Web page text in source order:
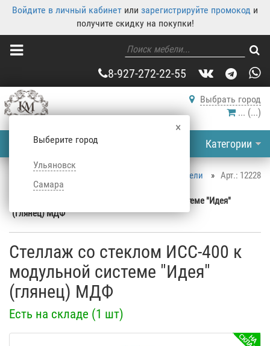
Войдите в личный кабинет или зарегистрируйте промокод и
получите скидку на покупки!
8-927-272-22-55
Выбрать город
×
Выберите город
Ульяновск
Самара
... (...)
Категории
Арт.: 12228
Каталог корпусной мебели
»
Стеллажи
»
Стеллаж со стеклом ИСС-400 к модульной системе "Идея"
(глянец) МДФ
Стеллаж со стеклом ИСС-400 к
модульной системе "Идея"
(глянец) МДФ
Есть на складе (1 шт)